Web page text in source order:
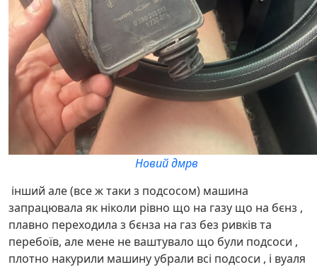
Новий дмрв
інший але (все ж таки з подсосом) машина
запрацювала як ніколи рівно що на газу що на бєнз ,
плавно переходила з бєнза на газ без ривків та
перебоїв, але мене не ваштувало що були подсоси ,
плотно накурили машину убрали всі подсоси , і вуаля